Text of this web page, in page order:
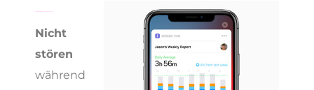
Nicht
stören
während